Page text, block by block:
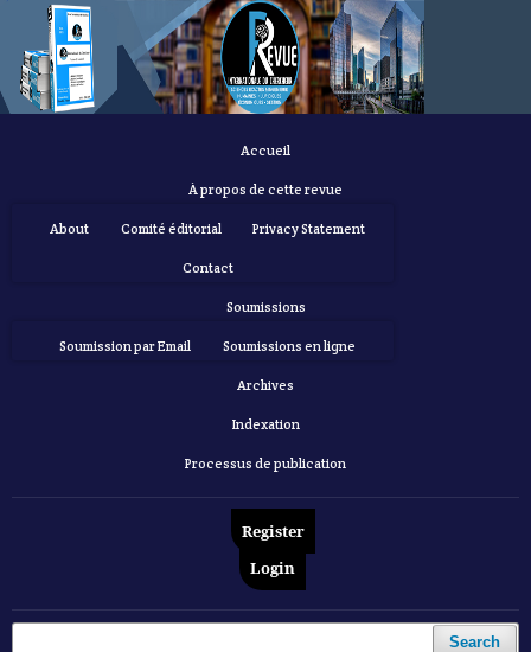
Accueil
À propos de cette revue
About Comité éditorial Privacy Statement
Contact
Soumissions
Soumission par Email Soumissions en ligne
Archives
Indexation
Processus de publication
Register
Login
Search